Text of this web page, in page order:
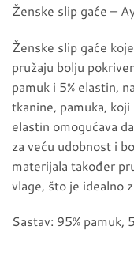
Ženske slip gaće –
Ženske slip gaće
pružaju bolju
pamuk i 5% elastin,
tkanine, pamuka,
elastin omogućava
za veću udobnost i
materijala također
vlage, što je idealno
Sastav: 95% pamuk,